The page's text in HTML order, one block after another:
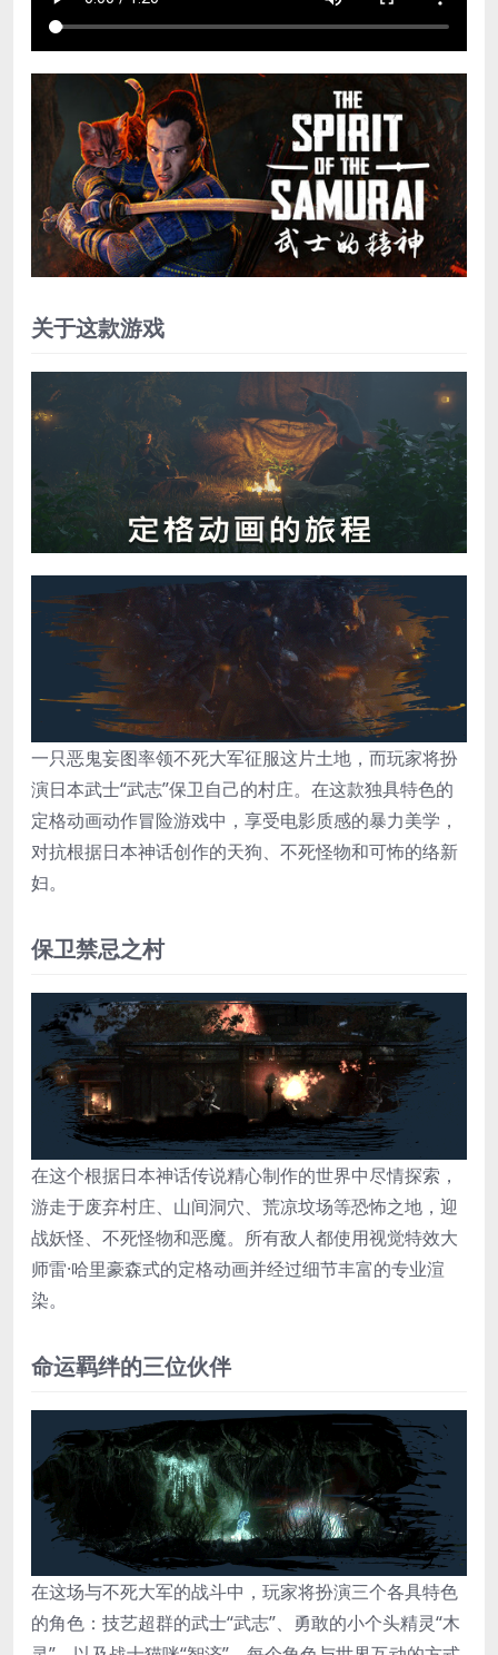
关于这款游戏
一只恶鬼妄图率领不死大军征服这片土地，而玩家将扮
演日本武士“武志”保卫自己的村庄。在这款独具特色的
定格动画动作冒险游戏中，享受电影质感的暴力美学，
对抗根据日本神话创作的天狗、不死怪物和可怖的络新
妇。
保卫禁忌之村
在这个根据日本神话传说精心制作的世界中尽情探索，
游走于废弃村庄、山间洞穴、荒凉坟场等恐怖之地，迎
战妖怪、不死怪物和恶魔。所有敌人都使用视觉特效大
师雷·哈里豪森式的定格动画并经过细节丰富的专业渲
染。
命运羁绊的三位伙伴
在这场与不死大军的战斗中，玩家将扮演三个各具特色
的角色：技艺超群的武士“武志”、勇敢的小个头精灵“木